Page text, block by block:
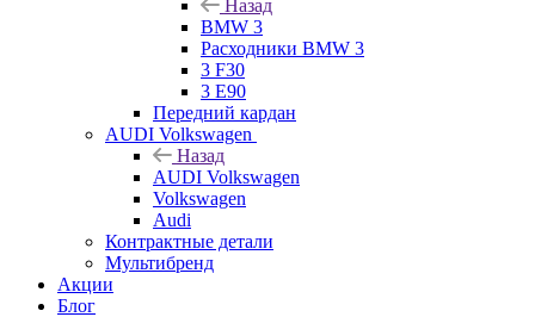
Назад
BMW 3
Расходники BMW 3
3 F30
3 E90
Передний кардан
AUDI Volkswagen
Назад
AUDI Volkswagen
Volkswagen
Audi
Контрактные детали
Мультибренд
Акции
Блог